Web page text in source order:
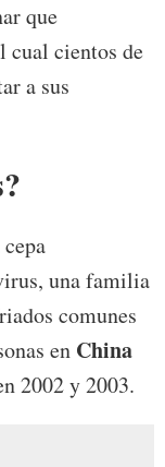
que
cual cientos de
a sus
una familia
comunes
en China
2002 y 2003.